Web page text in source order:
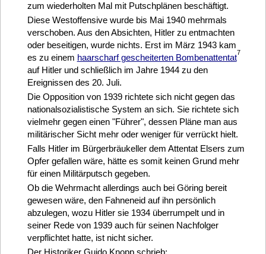
zum wiederholten Mal mit Putschplänen beschäftigt.
Diese Westoffensive wurde bis Mai 1940 mehrmals
verschoben. Aus den Absichten, Hitler zu entmachten
oder beseitigen, wurde nichts. Erst im März 1943 kam
es zu einem haarscharf gescheiterten Bombenattentat7
auf Hitler und schließlich im Jahre 1944 zu den
Ereignissen des 20. Juli.
Die Opposition von 1939 richtete sich nicht gegen das
nationalsozialistische System an sich. Sie richtete sich
vielmehr gegen einen "Führer", dessen Pläne man aus
militärischer Sicht mehr oder weniger für verrückt hielt.
Falls Hitler im Bürgerbräukeller dem Attentat Elsers zum
Opfer gefallen wäre, hätte es somit keinen Grund mehr
für einen Militärputsch gegeben.
Ob die Wehrmacht allerdings auch bei Göring bereit
gewesen wäre, den Fahneneid auf ihn persönlich
abzulegen, wozu Hitler sie 1934 überrumpelt und in
seiner Rede von 1939 auch für seinen Nachfolger
verpflichtet hatte, ist nicht sicher.